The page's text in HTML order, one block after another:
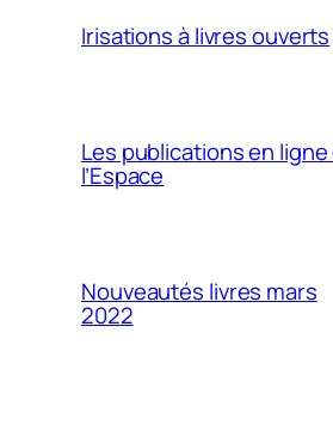
Irisations à livres ouverts
Les publications en ligne
l’Espace
Nouveautés livres mars
2022